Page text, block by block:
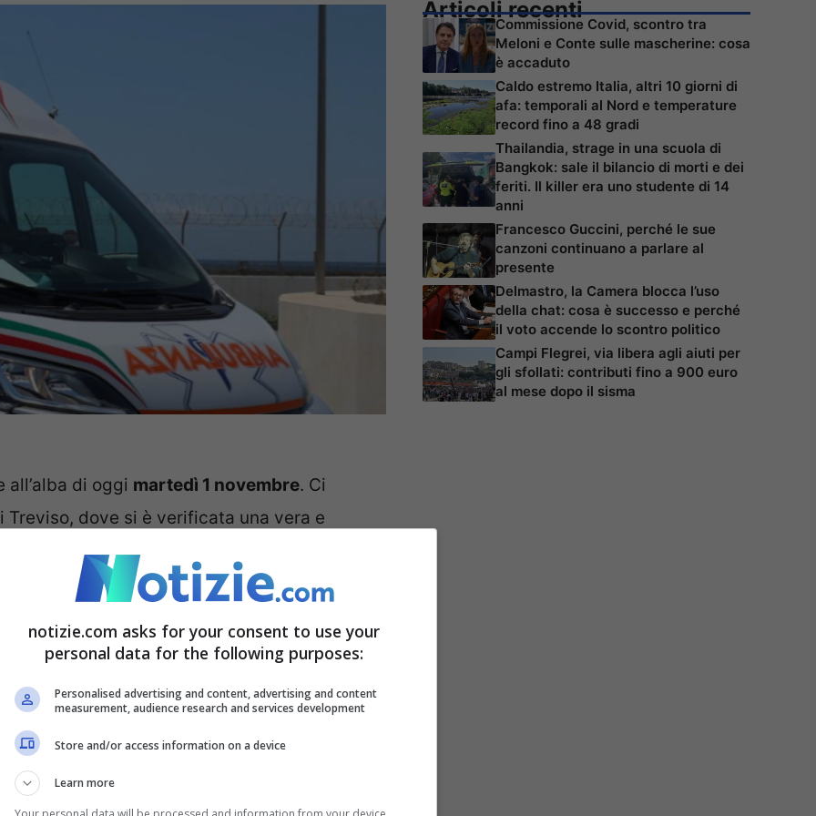
all’alba di oggi martedì 1 novembre. Ci
Treviso, dove si è verificata una vera e
alle 04:30 una donna è stata
assolutamente nulla da fare visto che è
è stato ricoverato ed è sotto shock per
si stava avviando verso il comune di
centrato involontariamente in pieno la
anche i soccorsi visto che la donna era già
Articoli recenti
Commissione Covid, scontro tra
Meloni e Conte sulle mascherine: cosa
è accaduto
Caldo estremo Italia, altri 10 giorni di
afa: temporali al Nord e temperature
record fino a 48 gradi
Thailandia, strage in una scuola di
Bangkok: sale il bilancio di morti e dei
feriti. Il killer era uno studente di 14
anni
Francesco Guccini, perché le sue
canzoni continuano a parlare al
presente
Delmastro, la Camera blocca l’uso
della chat: cosa è successo e perché
il voto accende lo scontro politico
Campi Flegrei, via libera agli aiuti per
gli sfollati: contributi fino a 900 euro
al mese dopo il sisma
notizie.com asks for your consent to use your
personal data for the following purposes:
Personalised advertising and content, advertising and content
measurement, audience research and services development
Store and/or access information on a device
Learn more